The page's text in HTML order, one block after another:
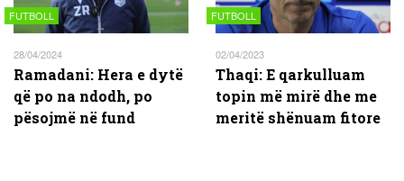
FUTBOLL
28/04/2024
Ramadani: Hera e dytë
që po na ndodh, po
pësojmë në fund
FUTBOLL
02/04/2023
Thaqi: E qarkulluam
topin më mirë dhe me
meritë shënuam fitore